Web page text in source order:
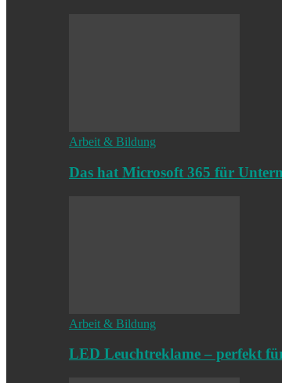
Arbeit & Bildung
Das hat Microsoft 365 für
Arbeit & Bildung
LED Leuchtreklame – perfekt